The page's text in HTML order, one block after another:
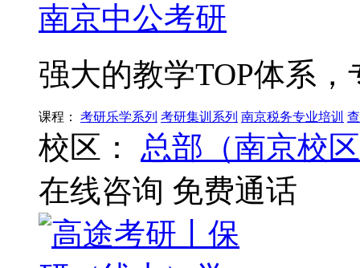
南京中公考研
强大的教学TOP体系
课程： 考研乐学系列 考研集训系列 南京税务专业培训
校区：
总部（南京校
在线咨询 免费通话